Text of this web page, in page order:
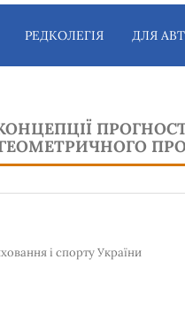
РЕДКОЛЕГІЯ ДЛЯ
і спорту України